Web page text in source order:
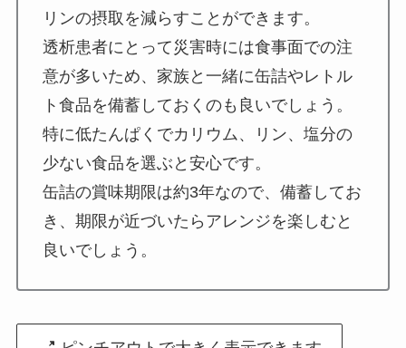
リンの摂取を減らすことができます。
透析患者にとって災害時には食事面での注
意が多いため、家族と一緒に缶詰やレトル
ト食品を備蓄しておくのも良いでしょう。
特に低たんぱくでカリウム、リン、塩分の
少ない食品を選ぶと安心です。
缶詰の賞味期限は約3年なので、備蓄してお
き、期限が近づいたらアレンジを楽しむと
良いでしょう。